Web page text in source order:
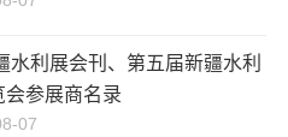
水利展会刊、第五届新疆水利
会参展商名录
07